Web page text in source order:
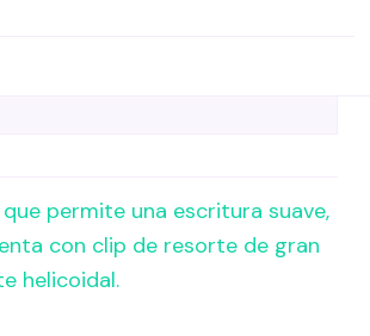
permite una escritura suave,
con clip de resorte de gran
helicoidal.